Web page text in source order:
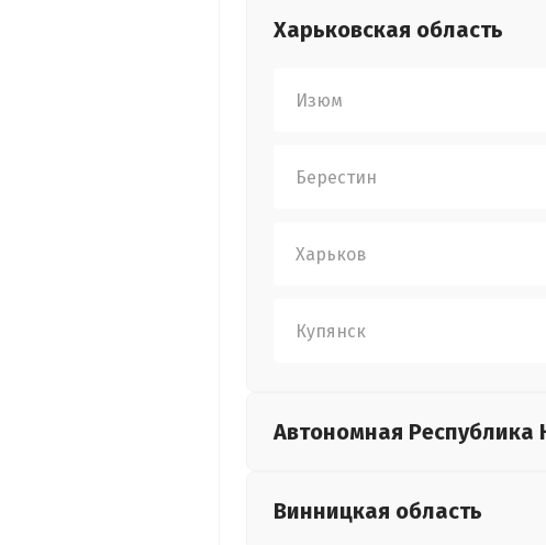
Харьковская область
Изюм
Берестин
Харьков
Купянск
Автономная Республика
Винницкая область